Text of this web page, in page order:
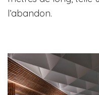
l’abandon.